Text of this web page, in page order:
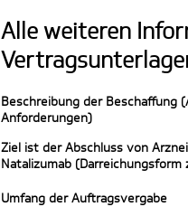
Alle weiteren
Beschreibung der Beschaffung
Anforderungen)
Ziel ist der Abschluss von
Natalizumab
Umfang der Auftragsvergabe